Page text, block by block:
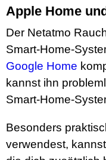
Apple Home
Der Netatmo
Smart-Home-
Google Home
kannst ihn
Smart-Home-
Besonders
verwendest,